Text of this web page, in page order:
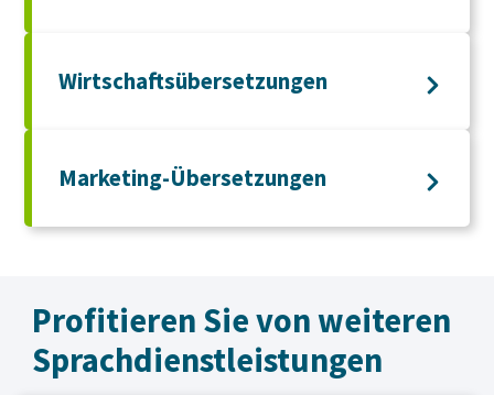
Wirtschaftsübersetzungen
Marketing-Übersetzungen
Profitieren Sie von weiteren
Sprachdienst­leistungen